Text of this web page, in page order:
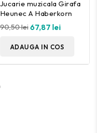
Jucarie muzicala Girafa
Heunec A Haberkorn
90,50 lei 67,87 lei
ADAUGA IN COS